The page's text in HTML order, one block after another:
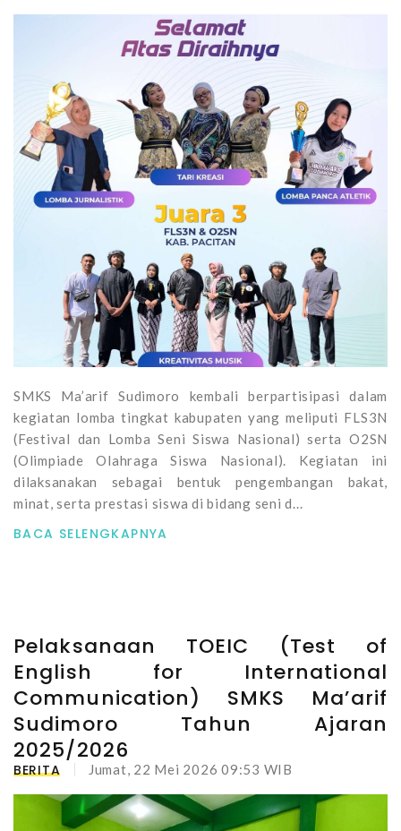
SMKS Ma’arif Sudimoro kembali berpartisipasi dalam
kegiatan lomba tingkat kabupaten yang meliputi FLS3N
(Festival dan Lomba Seni Siswa Nasional) serta O2SN
(Olimpiade Olahraga Siswa Nasional). Kegiatan ini
dilaksanakan sebagai bentuk pengembangan bakat,
minat, serta prestasi siswa di bidang seni d...
BACA SELENGKAPNYA
Pelaksanaan TOEIC (Test of
English for International
Communication) SMKS Ma’arif
Sudimoro Tahun Ajaran
2025/2026
BERITA Jumat, 22 Mei 2026 09:53 WIB